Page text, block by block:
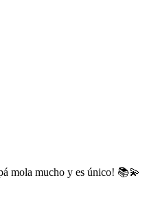
mola mucho y es único! 📚💫